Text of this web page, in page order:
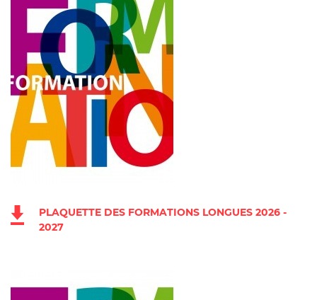
PLAQUETTE DES FORMATIONS LONGUES 2026 -
2027